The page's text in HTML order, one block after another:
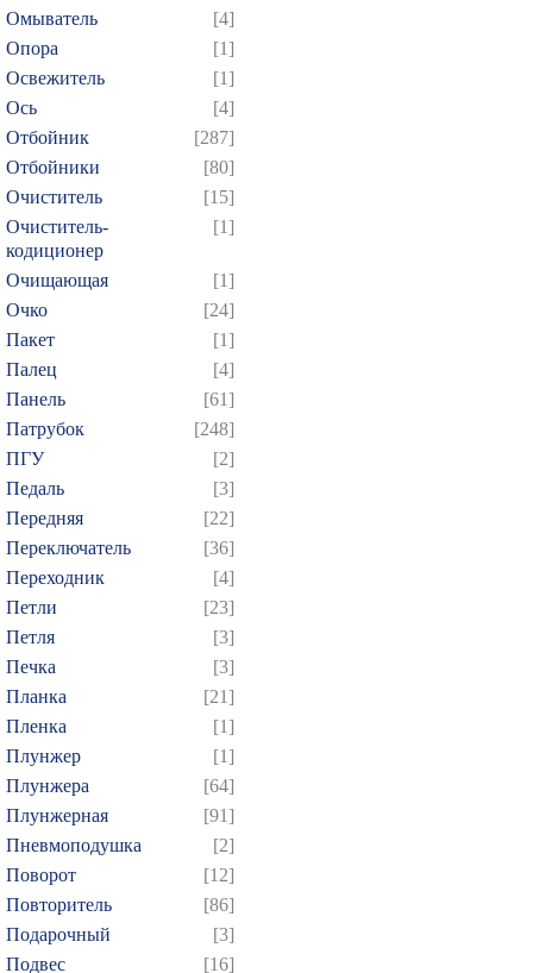
Омыватель
[4]
Опора
[1]
Освежитель
[1]
Ось
[4]
Отбойник
[287]
Отбойники
[80]
Очиститель
[15]
Очиститель-
кодиционер
[1]
Очищающая
[1]
Очко
[24]
Пакет
[1]
Палец
[4]
Панель
[61]
Патрубок
[248]
ПГУ
[2]
Педаль
[3]
Передняя
[22]
Переключатель
[36]
Переходник
[4]
Петли
[23]
Петля
[3]
Печка
[3]
Планка
[21]
Пленка
[1]
Плунжер
[1]
Плунжера
[64]
Плунжерная
[91]
Пневмоподушка
[2]
Поворот
[12]
Повторитель
[86]
Подарочный
[3]
Подвес
[16]